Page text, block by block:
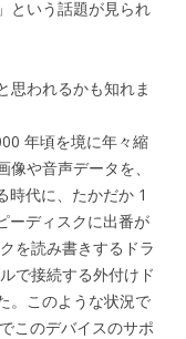
という話題が見られ
思われるかも知れま
年頃を境に年々縮
や音声データを、
時代に、たかだか 1
ーディスクに出番が
を読み書きするドラ
で接続する外付けド
。このような状況で
このデバイスのサポ